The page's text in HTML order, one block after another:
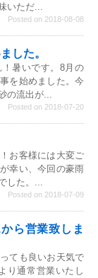
いただ...
Posted on 2018-08-08
した。
暑いです。8月の
を始めました。今
の流出が...
Posted on 2018-07-20
お客様には大変ご
幸い、今回の豪雨
した。...
Posted on 2018-07-09
ら営業致しま
ても良いお天気で
り通常営業いたし